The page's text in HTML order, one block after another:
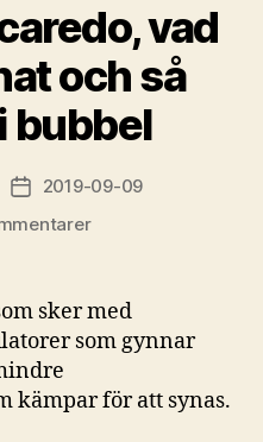
vad
och så
bubbel
Inläggsdatum
2019-09-09
till
vad
Corpinnat
så
sker med
som gynnar
kämpar för att synas.